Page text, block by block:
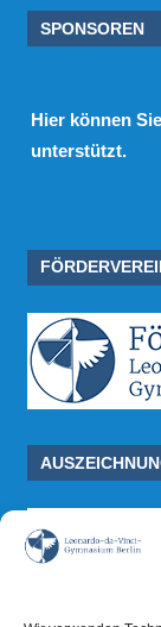
SPONSOREN
Hier können
unterstützt.